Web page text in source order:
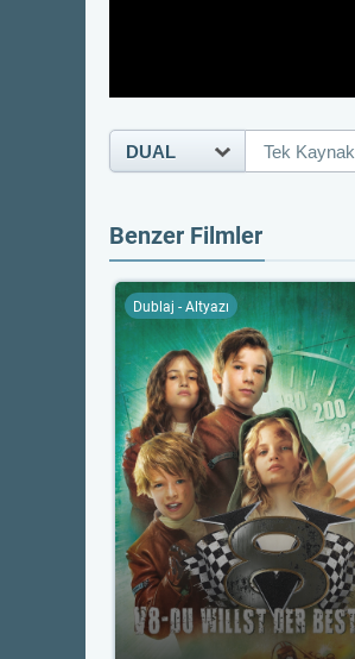
DUAL Tek Kaynak
Benzer Filmler
Dublaj - Altyazı